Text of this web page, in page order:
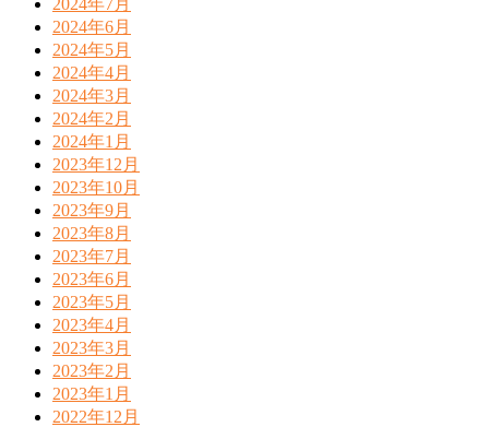
2024年7月
2024年6月
2024年5月
2024年4月
2024年3月
2024年2月
2024年1月
2023年12月
2023年10月
2023年9月
2023年8月
2023年7月
2023年6月
2023年5月
2023年4月
2023年3月
2023年2月
2023年1月
2022年12月